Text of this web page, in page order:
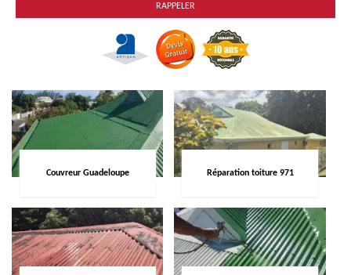
Couvreur Guadeloupe Réparation toiture 971